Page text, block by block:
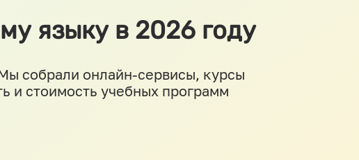
языку в 2026 году
собрали онлайн-сервисы, курсы
и стоимость учебных программ